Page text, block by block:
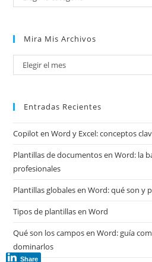
Mira Mis Archivos
Mira
mis
Elegir el mes
Entradas Recientes
Copilot en Word y Excel: conceptos
Plantillas de documentos en Word: la
profesionales
Plantillas globales en Word: qué son y
Tipos de plantillas en Word
Qué son los campos en Word: guía
dominarlos
Share